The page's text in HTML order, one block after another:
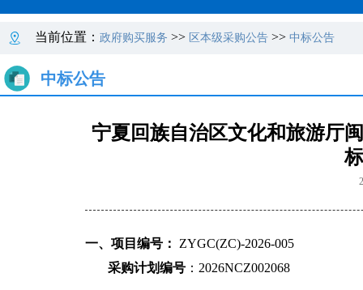
当前位置： 政府购买服务 >> 区本级采购公告 >> 中标公告
中标公告
宁夏回族自治区文化和旅游厅
一、项目编号：
ZYGC(ZC)-2026-005
采购计划编号 ：2026NCZ002068